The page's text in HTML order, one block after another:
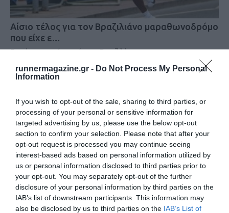
runnermagazine.gr - Do Not Process My Personal
Information
If you wish to opt-out of the sale, sharing to third parties, or
processing of your personal or sensitive information for
targeted advertising by us, please use the below opt-out
section to confirm your selection. Please note that after your
opt-out request is processed you may continue seeing
interest-based ads based on personal information utilized by
us or personal information disclosed to third parties prior to
your opt-out. You may separately opt-out of the further
disclosure of your personal information by third parties on the
IAB’s list of downstream participants. This information may
also be disclosed by us to third parties on the IAB’s List of
Αίσιο τέλος για τον Βραζιλιάνο μαραθωνοδρόμο
που είχε ε…
Ευχάριστα νέα από την Βραζιλία